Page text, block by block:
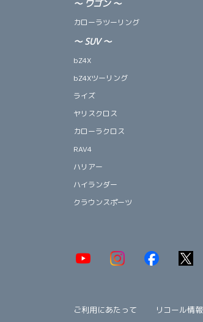
～ ワゴン ～
カローラツーリング
～ SUV～
bZ4X
bZ4Xツーリング
ライズ
ヤリスクロス
カローラクロス
RAV4
ハリアー
ハイランダー
クラウンスポーツ
ご利用にあたって リコール情報